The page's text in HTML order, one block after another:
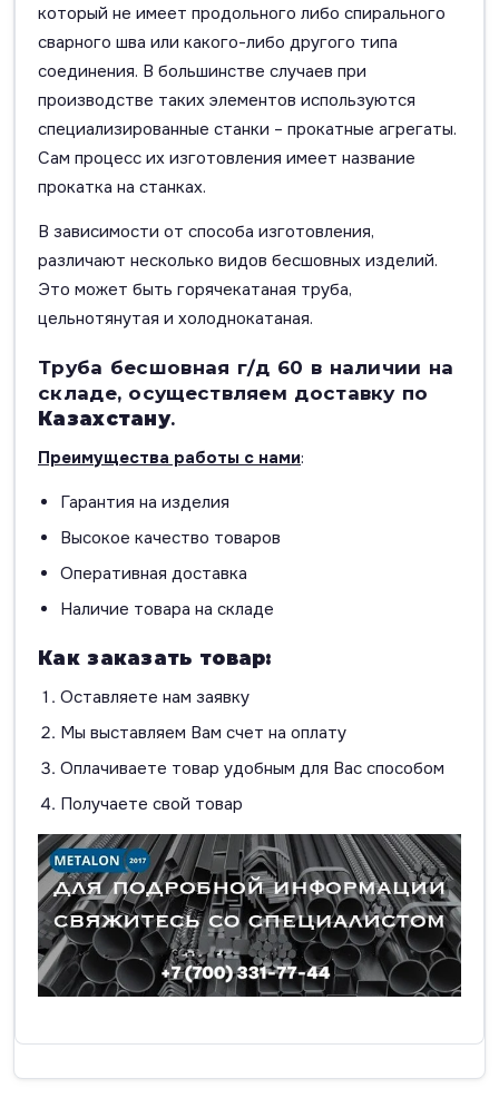
который не имеет продольного либо спирального
сварного шва или какого-либо другого типа
соединения. В большинстве случаев при
производстве таких элементов используются
специализированные станки – прокатные агрегаты.
Сам процесс их изготовления имеет название
прокатка на станках.
В зависимости от способа изготовления,
различают несколько видов бесшовных изделий.
Это может быть горячекатаная труба,
цельнотянутая и холоднокатаная.
Труба бесшовная г/д 60 в наличии на
складе, осуществляем доставку по
Казахстану.
Преимущества работы с нами:
Гарантия на изделия
Высокое качество товаров
Оперативная доставка
Наличие товара на складе
Как заказать товар:
Оставляете нам заявку
Мы выставляем Вам счет на оплату
Оплачиваете товар удобным для Вас способом
Получаете свой товар